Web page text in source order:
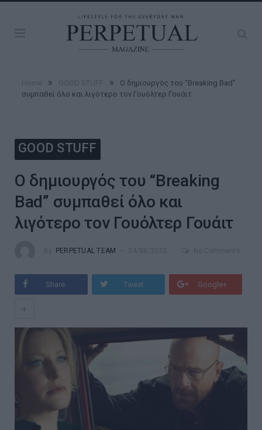
» »
Ο δημιουργός του “Breaking Bad”
συμπαθεί όλο και λιγότερο τον Γουόλτερ Γουάιτ
GOOD STUFF
Ο δημιουργός του “Breaking
Bad” συμπαθεί όλο και
λιγότερο τον Γουόλτερ Γουάιτ
PERPETUAL TEAM
Share Tweet Google+